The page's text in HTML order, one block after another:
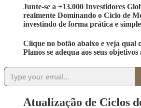
Junte-se a +13.000 Investidores
realmente Dominando o Ciclo de
investindo de forma prática e
Clique no botão abaixo e veja qual
Planos se adequa aos seus
Atualização de Ciclos